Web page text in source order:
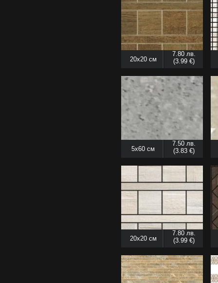
20x20 см
7.80 лв.
(3.99 €)
5x60 см
7.50 лв.
(3.83 €)
20x20 см
7.80 лв.
(3.99 €)